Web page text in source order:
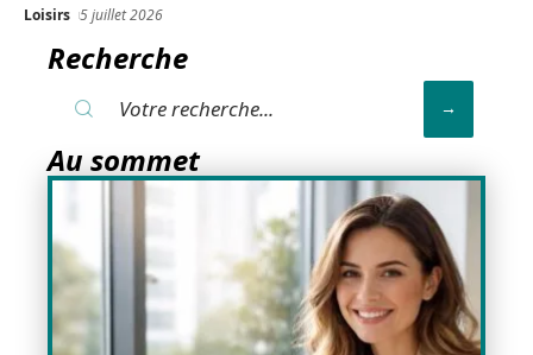
Loisirs 5 juillet 2026
Recherche
Au sommet